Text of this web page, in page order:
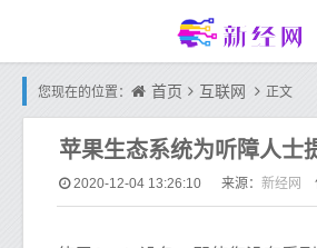
您现在的位置： 首页 互联网 正文
苹果生态系统为听障人士
2020-12-04 13:26:10 来源： 新经网